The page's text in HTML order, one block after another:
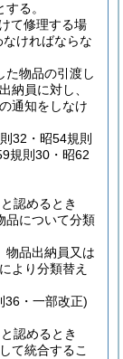
る。
て修理する場
ければならな
た物品の引渡し
納員に対し、
通知をしなけ
32・昭54規則
規則30・昭62
認めるとき
品について分類
物品出納員又は
より分類替え
36・一部改正)
認めるとき
て統合するこ